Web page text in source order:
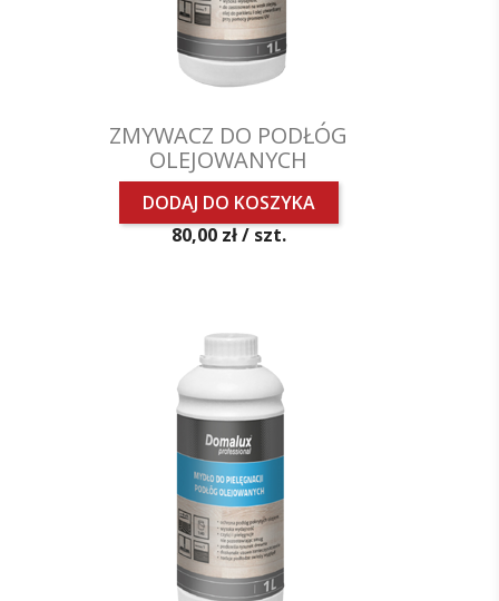
ZMYWACZ DO PODŁÓG
OLEJOWANYCH
DODAJ DO KOSZYKA
Cena
80,00 zł / szt.